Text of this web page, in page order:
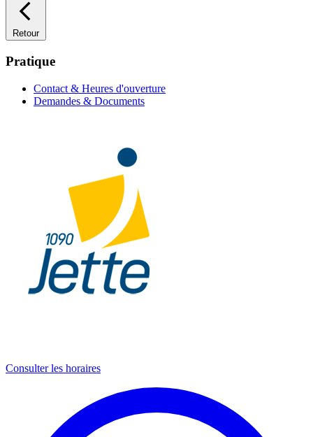
Retour
Pratique
Contact & Heures d'ouverture
Demandes & Documents
Consulter les horaires